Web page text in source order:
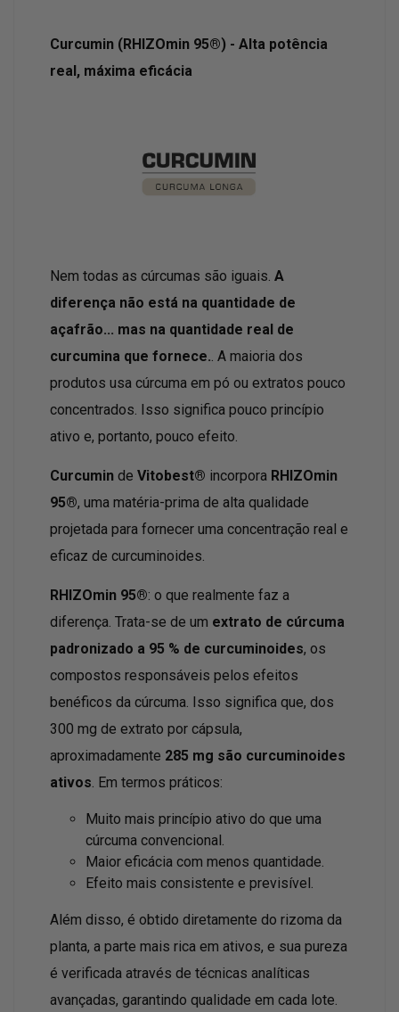
Curcumin (RHIZOmin 95®) - Alta potência
real, máxima eficácia
Nem todas as cúrcumas são iguais. A
diferença não está na quantidade de
açafrão... mas na quantidade real de
curcumina que fornece.. A maioria dos
produtos usa cúrcuma em pó ou extratos pouco
concentrados. Isso significa pouco princípio
ativo e, portanto, pouco efeito.
Curcumin de Vitobest® incorpora RHIZOmin
95®, uma matéria-prima de alta qualidade
projetada para fornecer uma concentração real e
eficaz de curcuminoides.
RHIZOmin 95®: o que realmente faz a
diferença. Trata-se de um extrato de cúrcuma
padronizado a 95 % de curcuminoides, os
compostos responsáveis pelos efeitos
benéficos da cúrcuma. Isso significa que, dos
300 mg de extrato por cápsula,
aproximadamente 285 mg são curcuminoides
ativos. Em termos práticos:
Muito mais princípio ativo do que uma
cúrcuma convencional.
Maior eficácia com menos quantidade.
Efeito mais consistente e previsível.
Além disso, é obtido diretamente do rizoma da
planta, a parte mais rica em ativos, e sua pureza
é verificada através de técnicas analíticas
avançadas, garantindo qualidade em cada lote.